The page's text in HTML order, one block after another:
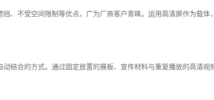
、不受空间限制等优点，广为厂商客户青睐。运用高清屏作为载体
结合的方式。通过固定放置的展板、宣传材料与重复播放的高清视